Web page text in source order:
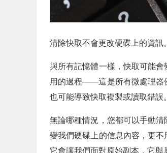
清除快取不會更改硬碟上的資訊。
與所有記憶體一樣，快取可能
用的過程——這是所有微處理器
也可能導致快取複製或讀取錯誤。
無論哪種情況，您都可以手動
變我們硬碟上的信息內容，更不
它會讓我們面對原始副本，它與